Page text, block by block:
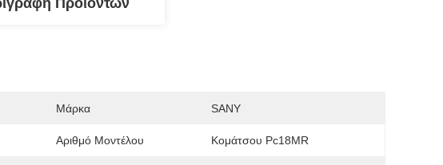
Προϊόντων
Μάρκα SANY
Αριθμό Μοντέλου Κομάτσου Pc18MR